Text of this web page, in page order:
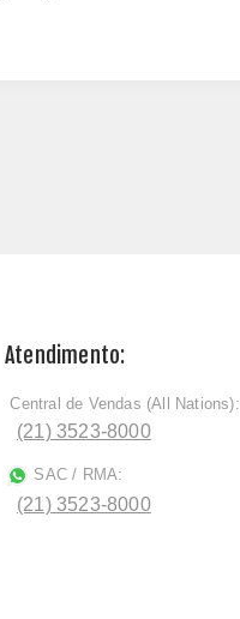
Atendimento:
ﾠCentral de Vendas (All Nations):
(21) 3523-8000
SAC / RMA:
(21) 3523-8000